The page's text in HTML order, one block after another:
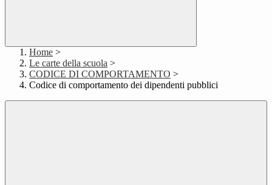
Home >
Le carte della scuola >
CODICE DI COMPORTAMENTO >
Codice di comportamento dei dipendenti pubblici